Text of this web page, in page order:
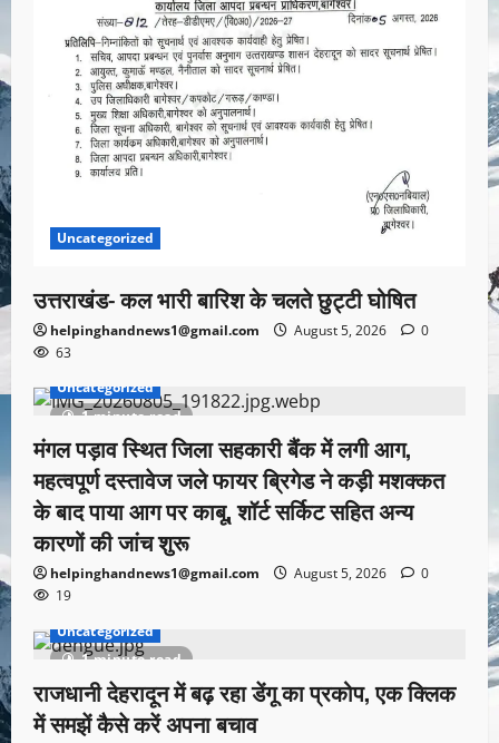
Uncategorized
उत्तराखंड- कल भारी बारिश के चलते छुट्टी घोषित
helpinghandnews1@gmail.com August 5, 2026
0
63
1 minute read
Uncategorized
मंगल पड़ाव स्थित जिला सहकारी बैंक में लगी आग,
महत्वपूर्ण दस्तावेज जले फायर ब्रिगेड ने कड़ी मशक्कत
के बाद पाया आग पर काबू, शॉर्ट सर्किट सहित अन्य
कारणों की जांच शुरू
helpinghandnews1@gmail.com August 5, 2026
0
19
1 minute read
Uncategorized
राजधानी देहरादून में बढ़ रहा डेंगू का प्रकोप, एक क्लिक
में समझें कैसे करें अपना बचाव